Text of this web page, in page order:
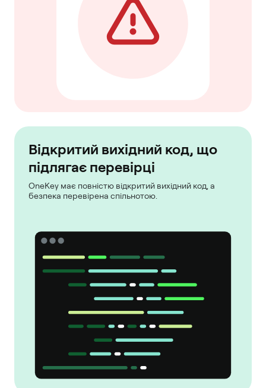
Відкритий вихідний код, що
підлягає перевірці
OneKey має повністю відкритий вихідний код, а
безпека перевірена спільнотою.